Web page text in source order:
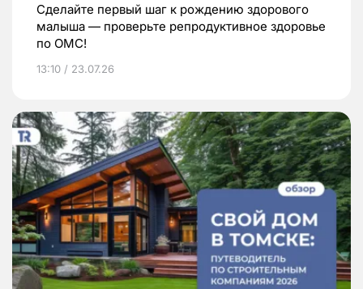
Сделайте первый шаг к рождению здорового
малыша — проверьте репродуктивное здоровье
по ОМС!
13:10 / 23.07.26